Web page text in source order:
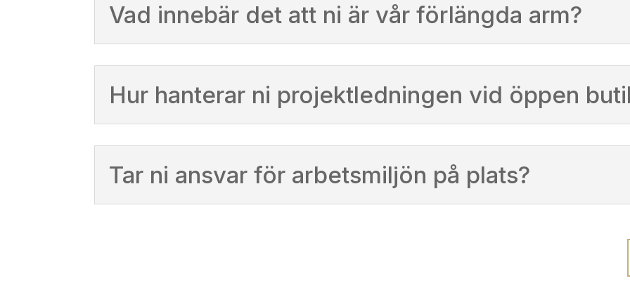
Vad innebär det att ni är vår förlängda arm?
Hur hanterar ni projektledningen vid öppen
Tar ni ansvar för arbetsmiljön på plats?